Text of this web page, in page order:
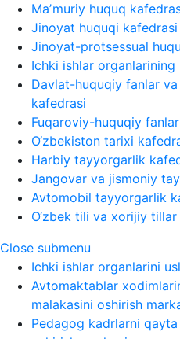
Maʼmuriy huquq
Jinoyat huquqi kafedrasi
Jinoyat-protsessual
Ichki ishlar
Davlat-huquqiy fanlar
kafedrasi
Fuqaroviy-huquqiy
O‘zbekiston tarixi
Harbiy tayyorgarlik
Jangovar va jismoniy
Avtomobil tayyorgarlik
O‘zbek tili va xorijiy
Close submenu
Ichki ishlar organlarini
Avtomaktablar
malakasini oshirish
Pedagog kadrlarni